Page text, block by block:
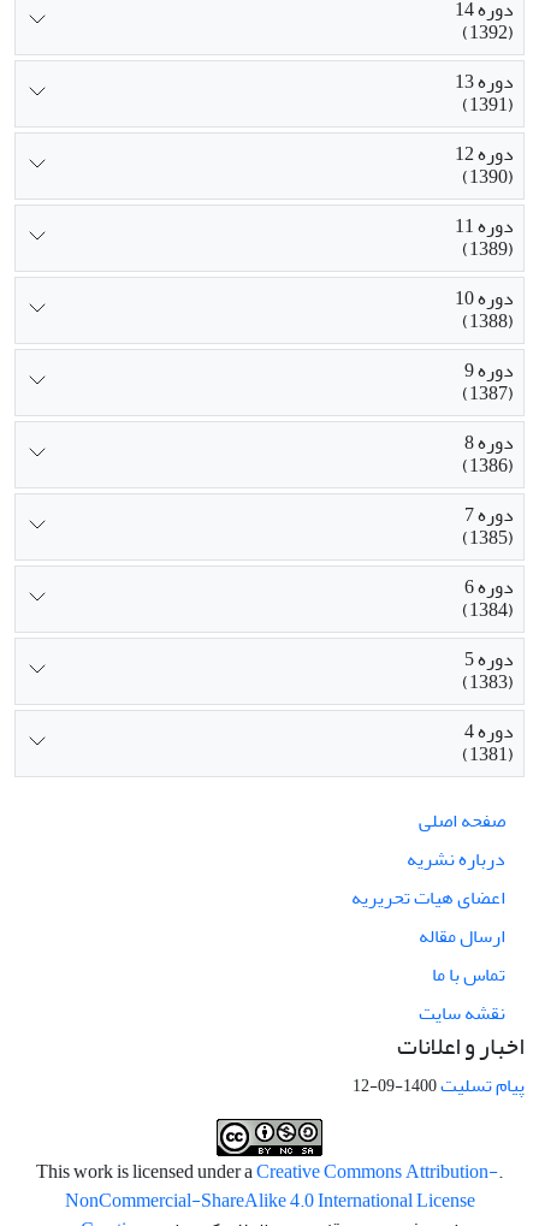
دوره 14
(1392)
دوره 13
(1391)
دوره 12
(1390)
دوره 11
(1389)
دوره 10
(1388)
دوره 9
(1387)
دوره 8
(1386)
دوره 7
(1385)
دوره 6
(1384)
دوره 5
(1383)
دوره 4
(1381)
صفحه اصلی
درباره نشریه
اعضای هیات تحریریه
ارسال مقاله
تماس با ما
نقشه سایت
اخبار و اعلانات
پیام تسلیت1400-09-12
.This work is licensed under a
Creative Commons Attribution-
NonCommercial-ShareAlike 4.0 International License